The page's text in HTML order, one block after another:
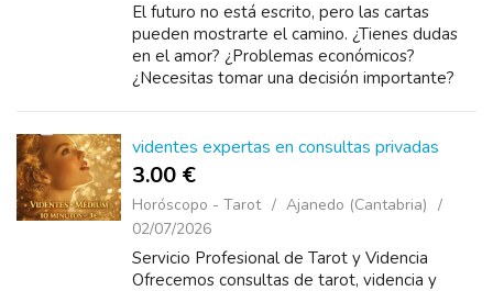
El futuro no está escrito, pero las cartas
pueden mostrarte el camino. ¿Tienes dudas
en el amor? ¿Problemas económicos?
¿Necesitas tomar una decisión importante?
videntes expertas en consultas privadas
3.00 €
Horóscopo - Tarot
Ajanedo (Cantabria)
02/07/2026
Servicio Profesional de Tarot y Videncia
Ofrecemos consultas de tarot, videncia y